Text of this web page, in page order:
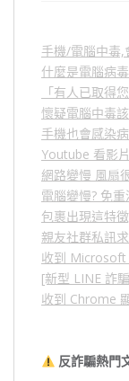
手機/電腦中毒,
什麼是電腦病
「有人已取得
懷疑電腦中毒
手機也會感染
Youtube 看影
網路變慢 風扇
電腦變慢? 免
包裹出現這特
親友社群私訊
收到 Microsoft
[新型 LINE 詐
收到 Chrome
反詐騙熱門